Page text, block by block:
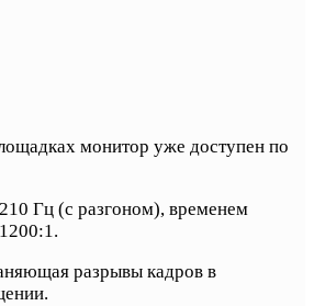
монитор уже доступен по
Гц (с разгоном), временем
разрывы кадров в